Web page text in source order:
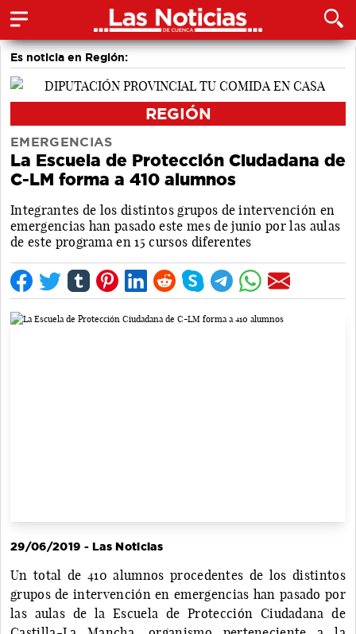
Es noticia en Región:
REGIÓN
EMERGENCIAS
La Escuela de Protección Ciudadana de
C-LM forma a 410 alumnos
Integrantes de los distintos grupos de intervención en
emergencias han pasado este mes de junio por las aulas
de este programa en 15 cursos diferentes
29/06/2019 - Las Noticias
Un total de 410 alumnos procedentes de los distintos
grupos de intervención en emergencias han pasado por
las aulas de la Escuela de Protección Ciudadana de